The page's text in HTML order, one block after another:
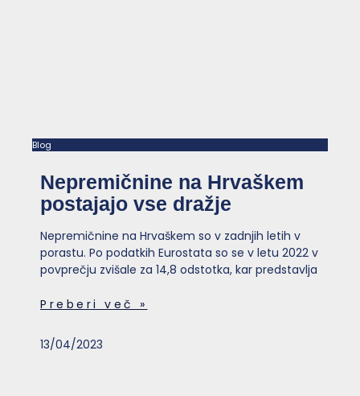
Blog
Nepremičnine na Hrvaškem
postajajo vse dražje
Nepremičnine na Hrvaškem so v zadnjih letih v
porastu. Po podatkih Eurostata so se v letu 2022 v
povprečju zvišale za 14,8 odstotka, kar predstavlja
Preberi več »
13/04/2023